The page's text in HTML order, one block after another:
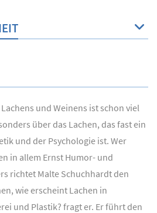
und Weinens ist schon viel
über das Lachen, das fast ein
und der Psychologie ist. Wer
in allem Ernst Humor- und
richtet Malte Schuchhardt den
wie erscheint Lachen in
und Plastik? fragt er. Er führt den